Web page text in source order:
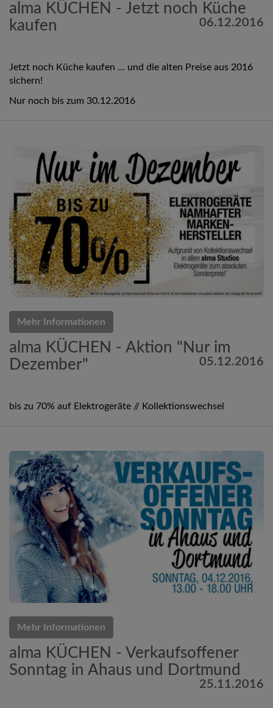
alma KÜCHEN - Jetzt noch Küche
kaufen
06.12.2016
Jetzt noch Küche kaufen ... und die alten Preise aus 2016
sichern!
Nur noch bis zum 30.12.2016
Mehr Informationen
alma KÜCHEN - Aktion "Nur im
Dezember"
05.12.2016
bis zu 70% auf Elektrogeräte // Kollektionswechsel
Mehr Informationen
alma KÜCHEN - Verkaufsoffener
Sonntag in Ahaus und Dortmund
25.11.2016